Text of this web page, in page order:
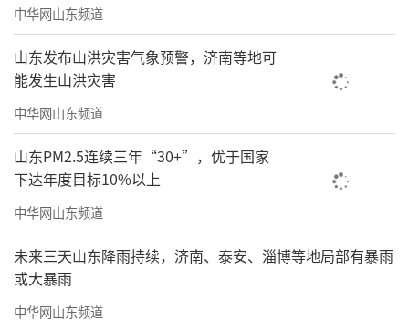
中华网山东频道
山东发布山洪灾害气象预警，济南等地可
能发生山洪灾害
中华网山东频道
山东PM2.5连续三年“30+”，优于国家
下达年度目标10%以上
中华网山东频道
未来三天山东降雨持续，济南、泰安、淄博等地局部有暴雨
或大暴雨
中华网山东频道